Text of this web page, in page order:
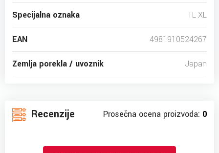
Specijalna oznaka TL XL
EAN 4981910524267
Zemlja porekla / uvoznik Japan
Recenzije Prosečna ocena proizvoda: 0